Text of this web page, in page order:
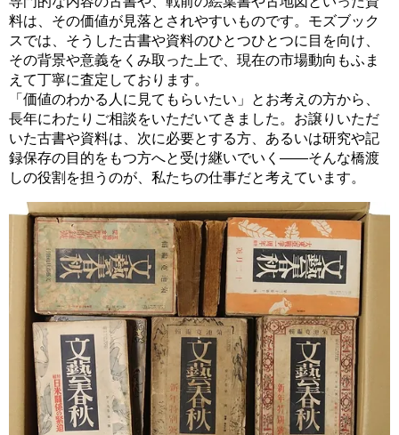
料は、その価値が見落とされやすいものです。モズブック
スでは、そうした古書や資料のひとつひとつに目を向け、
その背景や意義をくみ取った上で、現在の市場動向もふま
えて丁寧に査定しております。
「価値のわかる人に見てもらいたい」とお考えの方から、
長年にわたりご相談をいただいてきました。お譲りいただ
いた古書や資料は、次に必要とする方、あるいは研究や記
録保存の目的をもつ方へと受け継いでいく――そんな橋渡
しの役割を担うのが、私たちの仕事だと考えています。